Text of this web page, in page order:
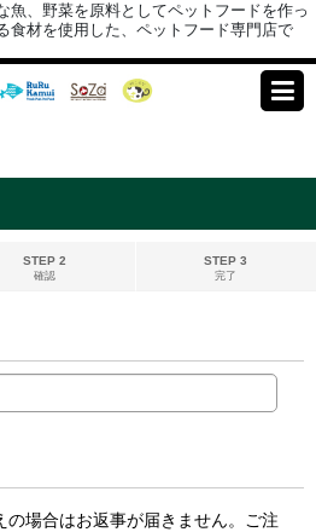
魚、野菜を原料としてペットフードを作っ
食材を使用した、ペットフード専門店で
STEP 2
確認
STEP 3
完了
の場合はお返事が届きません。ご注